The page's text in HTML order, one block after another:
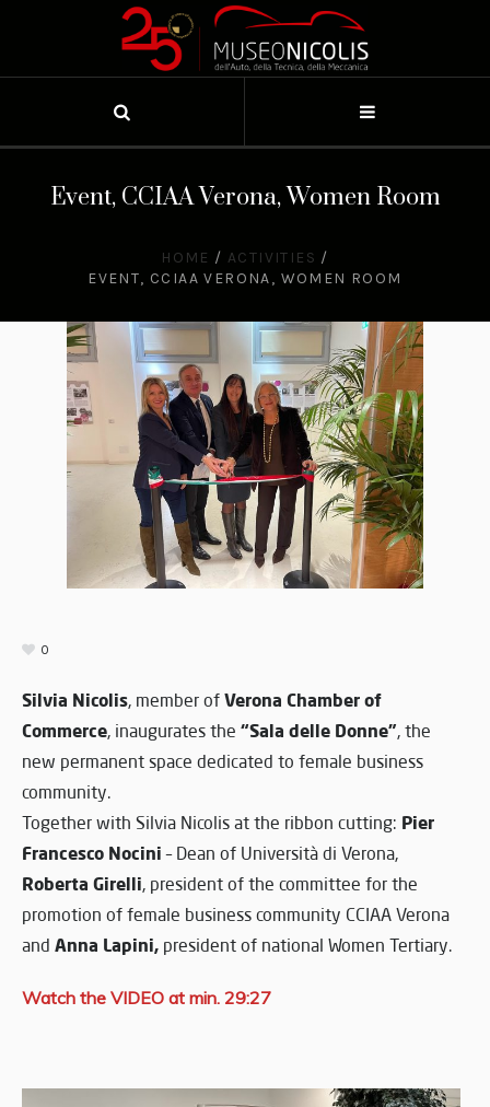
Event, CCIAA Verona, Women Room
HOME / ACTIVITIES /
EVENT, CCIAA VERONA, WOMEN ROOM
0
Silvia Nicolis, member of Verona Chamber of
Commerce, inaugurates the “Sala delle Donne”, the
new permanent space dedicated to female business
community.
Together with Silvia Nicolis at the ribbon cutting: Pier
Francesco Nocini – Dean of Università di Verona,
Roberta Girelli, president of the committee for the
promotion of female business community CCIAA Verona
and Anna Lapini, president of national Women Tertiary.
Watch the VIDEO at min. 29:27